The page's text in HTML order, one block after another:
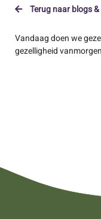
Terug naar blogs
Vandaag doen we
gezelligheid